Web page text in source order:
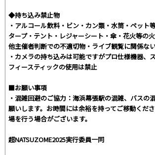
◆持ち込み禁止物
・アルコール飲料・ビン・カン類・水筒・ペット
タープ・テント・レジャーシート・傘・花火等の
他主催者判断での不適切物・ライブ観覧に関係な
・カメラの持ち込みは可能ですがプロ仕様機器、
フィースティックの使用は禁止
■お願い事項
・混雑回避のご協力：海浜幕張駅の混雑、バスの
願いします。お時間には余裕を持ってご移動くだ
場を行う場合がございます。
超NATSUZOME2025実行委員一同